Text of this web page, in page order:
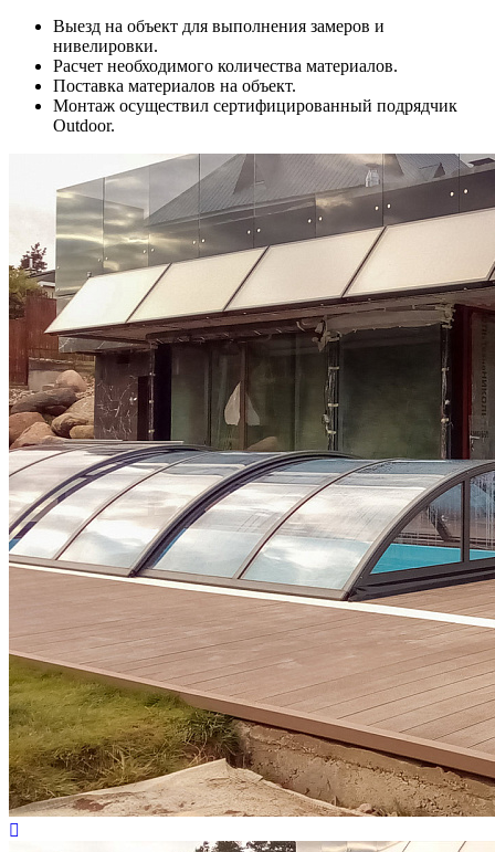
Выезд на объект для выполнения замеров и
нивелировки.
Расчет необходимого количества материалов.
Поставка материалов на объект.
Монтаж осуществил сертифицированный подрядчик
Outdoor.